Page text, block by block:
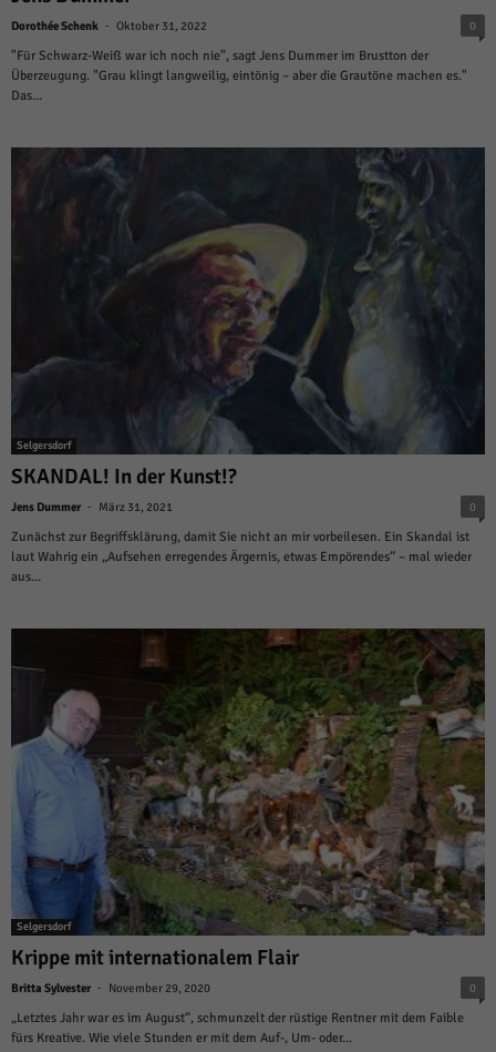
Dorothée Schenk - Oktober 31, 2022 0
"Für Schwarz-Weiß war ich noch nie", sagt Jens Dummer im Brustton der
Überzeugung. "Grau klingt langweilig, eintönig – aber die Grautöne machen es."
Das...
Selgersdorf
SKANDAL! In der Kunst!?
Jens Dummer - März 31, 2021 0
Zunächst zur Begriffsklärung, damit Sie nicht an mir vorbeilesen. Ein Skandal ist
laut Wahrig ein „Aufsehen erregendes Ärgernis, etwas Empörendes“ – mal wieder
aus...
Selgersdorf
Krippe mit internationalem Flair
Britta Sylvester - November 29, 2020 0
„Letztes Jahr war es im August“, schmunzelt der rüstige Rentner mit dem Faible
fürs Kreative. Wie viele Stunden er mit dem Auf-, Um- oder...